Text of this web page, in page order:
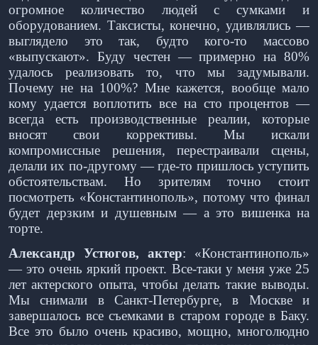
огромное количество людей с сумками и
оборудованием. Таксисты, конечно, удивлялись —
выглядело это так, будто кого-то массово
«выпускают». Буду честен — примерно на 80%
удалось реализовать то, что мы задумывали.
Почему не на 100%? Мне кажется, вообще мало
кому удается воплотить все на сто процентов —
всегда есть производственные реалии, которые
вносят свои коррективы. Мы искали
компромиссные решения, перестраивали сцены,
делали их по-другому — где-то пришлось уступить
обстоятельствам. Но зрителям точно стоит
посмотреть «Константинополь», потому что финал
будет дерзким и душевным — а это вишенка на
торте.
Александр Устюгов, актер: «Константинополь»
— это очень яркий проект. Все-таки у меня уже 25
лет актерского опыта, чтобы делать такие выводы.
Мы снимали в Санкт-Петербурге, в Москве и
завершалось все съемками в старом городе в Баку.
Все это было очень красиво, мощно, многолюдно